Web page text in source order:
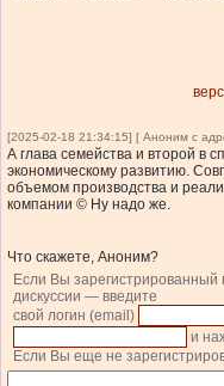
[2025-02-18 21:34:15] [ Аноним с
А глава семейства и второй в
экономическому развитию.
объемом производства и
компании © Ну надо же.
Что скажете, Аноним?
Если Вы зарегистрированный
дискуссии — введите
свой логин (email)
и
Если Вы еще не